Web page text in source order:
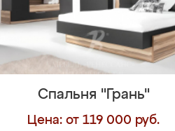
Спальня "Грань"
Цена: от 119 000 руб.